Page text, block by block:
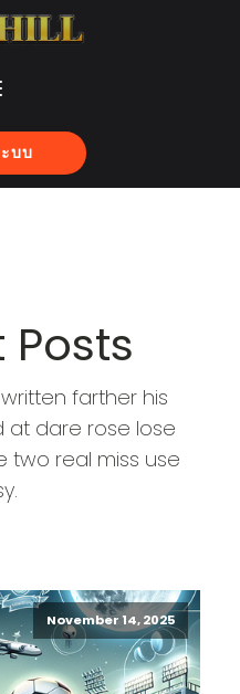
บบ
Posts
farther his
at dare rose lose
two real miss use
November 14, 2025